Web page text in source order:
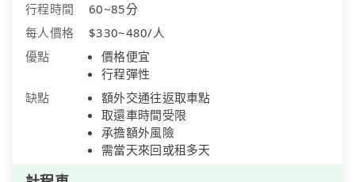
行程時間
60~85分
每人價格
$330~480/人
優點
價格便宜
行程彈性
缺點
額外交通往返取車點
取還車時間受限
承擔額外風險
需當天來回或租多天